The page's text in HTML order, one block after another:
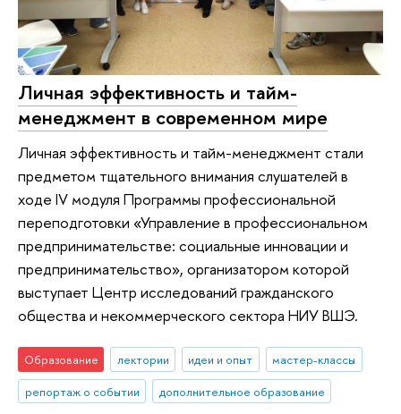
Личная эффективность и тайм-
менеджмент в современном мире
Личная эффективность и тайм-менеджмент стали
предметом тщательного внимания слушателей в
ходе IV модуля Программы профессиональной
переподготовки «Управление в профессиональном
предпринимательстве: социальные инновации и
предпринимательство», организатором которой
выступает Центр исследований гражданского
общества и некоммерческого сектора НИУ ВШЭ.
Образование лектории идеи и опыт
мастер-классы
репортаж о событии
дополнительное образование